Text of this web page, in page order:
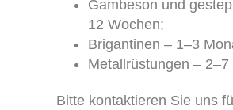
Gambeson und
12 Wochen;
Brigantinen – 1–3
Metallrüstungen – 2–7
Bitte kontaktieren Sie uns